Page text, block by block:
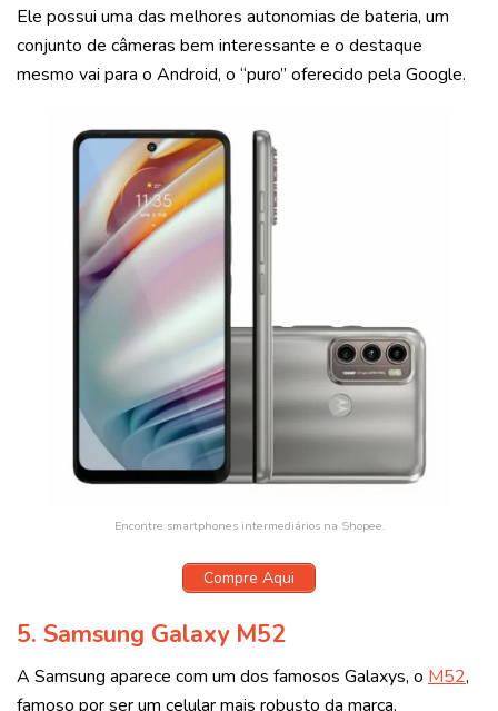
Ele possui uma das melhores autonomias de bateria, um
conjunto de câmeras bem interessante e o destaque
mesmo vai para o Android, o “puro” oferecido pela Google.
Encontre smartphones intermediários na Shopee.
Compre Aqui
5. Samsung Galaxy M52
A Samsung aparece com um dos famosos Galaxys, o M52,
famoso por ser um celular mais robusto da marca.